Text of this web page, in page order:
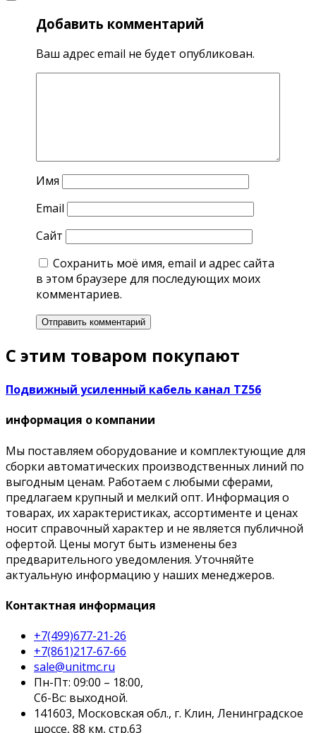
Добавить комментарий
Ваш адрес email не будет опубликован.
Имя
Email
Сайт
Сохранить моё имя, email и адрес сайта
в этом браузере для последующих моих
комментариев.
С этим товаром покупают
Подвижный усиленный кабель канал TZ56
информация о компании
Мы поставляем оборудование и комплектующие для
сборки автоматических производственных линий по
выгодным ценам. Работаем с любыми сферами,
предлагаем крупный и мелкий опт. Информация о
товарах, их характеристиках, ассортименте и ценах
носит справочный характер и не является публичной
офертой. Цены могут быть изменены без
предварительного уведомления. Уточняйте
актуальную информацию у наших менеджеров.
Контактная информация
+7(499)677-21-26
+7(861)217-67-66
sale@unitmc.ru
Пн-Пт: 09:00 – 18:00,
Сб-Вс: выходной.
141603, Московская обл., г. Клин, Ленинградское
шоссе, 88 км, стр.63